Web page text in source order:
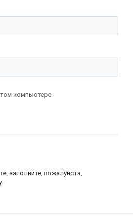
компьютере
заполните, пожалуйста,